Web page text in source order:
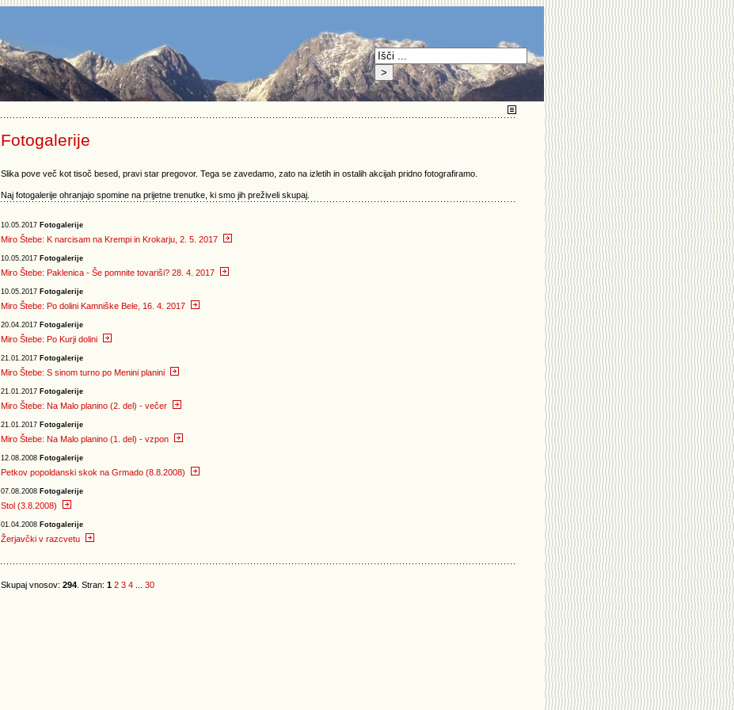
Fotogalerije
Slika pove več kot tisoč besed, pravi star pregovor. Tega se zavedamo, zato na izletih in ostalih akcijah pridno fotografiramo.
Naj fotogalerije ohranjajo spomine na prijetne trenutke, ki smo jih preživeli skupaj.
10.05.2017 Fotogalerije
Miro Štebe: K narcisam na Krempi in Krokarju, 2. 5. 2017
10.05.2017 Fotogalerije
Miro Štebe: Paklenica - Še pomnite tovariši? 28. 4. 2017
10.05.2017 Fotogalerije
Miro Štebe: Po dolini Kamniške Bele, 16. 4. 2017
20.04.2017 Fotogalerije
Miro Štebe: Po Kurji dolini
21.01.2017 Fotogalerije
Miro Štebe: S sinom turno po Menini planini
21.01.2017 Fotogalerije
Miro Štebe: Na Malo planino (2. del) - večer
21.01.2017 Fotogalerije
Miro Štebe: Na Malo planino (1. del) - vzpon
12.08.2008 Fotogalerije
Petkov popoldanski skok na Grmado (8.8.2008)
07.08.2008 Fotogalerije
Stol (3.8.2008)
01.04.2008 Fotogalerije
Žerjavčki v razcvetu
Skupaj vnosov: 294 . Stran: 1 2 3 4 30